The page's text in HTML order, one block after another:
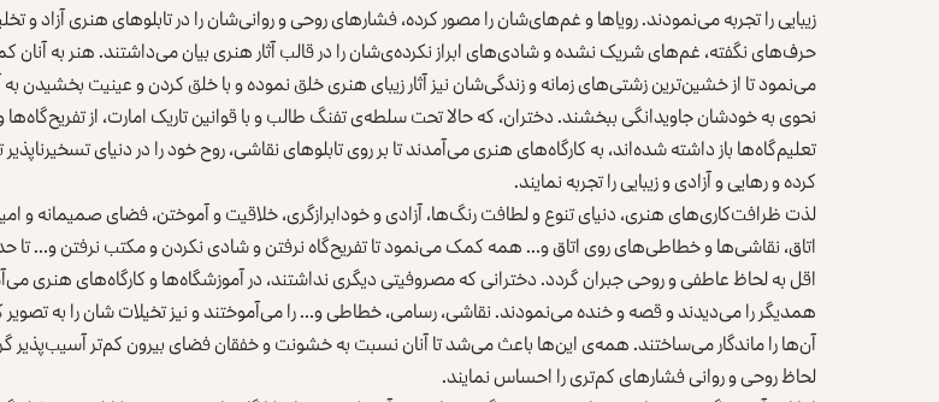
زیبایی را تجربه می‌نمودند. رویاها و غم‌های‌شان را مصور کرده، فشارهای روحی و روانی‌شان را در تابلوهای هنری آزاد و
حرف‌های نگفته، غم‌های شریک نشده و شادی‌های ابراز نکرده‌ی‌شان را در قالب آثار هنری بیان می‌داشتند. هنر به آنان
می‌نمود تا از خشین‌ترین زشتی‌های زمانه و زندگی‌شان نیز آثار زیبای هنری خلق نموده و با خلق کردن و عینیت بخشیدن به
نحوی به خودشان جاویدانگی ببخشند. دختران، که حالا تحت سلطه‌ی تفنگ طالب و با قوانین تاریک امارت، از تفریح‌گاه‌ها
تعلیم‌گاه‌ها باز داشته شده‌اند، به کارگاه‌های هنری می‌آمدند تا بر روی تابلوهای نقاشی، روح خود را در دنیای
کرده و رهایی و آزادی و زیبایی را تجربه نمایند.
لذت ظرافت‌کاری‌های هنری، دنیای تنوع و لطافت رنگ‌ها، آزادی و خودابرازگری، خلاقیت و آموختن، فضای صمیمانه و
اتاق، نقاشی‌ها و خطاطی‌های روی اتاق و… همه کمک می‌نمود تا تفریح‌گاه نرفتن و شادی نکردن و مکتب نرفتن و… تا
اقل به لحاظ عاطفی و روحی جبران گردد. دخترانی که مصروفیتی دیگری نداشتند، در آموزشگاه‌ها و کارگاه‌های هنری
همدیگر را می‌دیدند و قصه و خنده می‌نمودند. نقاشی، رسامی، خطاطی و… را می‌آموختند و نیز تخیلات شان را به
آن‌ها را ماندگار می‌ساختند. همه‌ی این‌ها باعث می‌شد تا آنان نسبت به خشونت و خفقان فضای بیرون کم‌تر آسیب‌پذیر
لحاظ روحی و روانی فشارهای کم‌تری را احساس نمایند.